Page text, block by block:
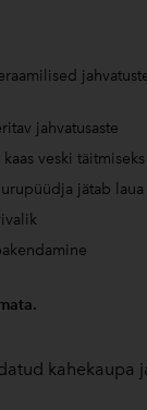
jahvatusaste
kaas veski täitmiseks
jätab
kahekaupa